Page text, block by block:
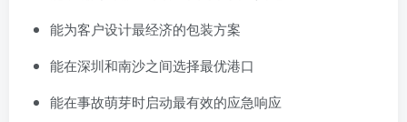
能为客户设计最经济的包装方案
能在深圳和南沙之间选择最优港口
能在事故萌芽时启动最有效的应急响应